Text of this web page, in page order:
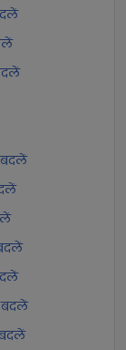
बदलें
बदलें
बदलें